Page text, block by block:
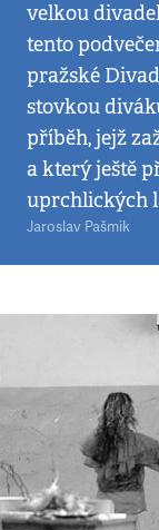
velkou
tento
pražské
stovkou
příběh, jejž
a který ještě
uprchlických
Jaroslav Pašmik